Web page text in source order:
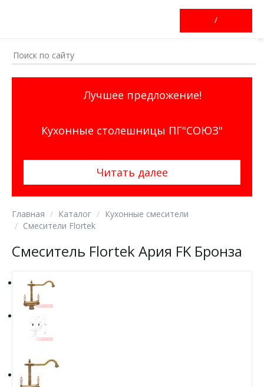
/
Лучшее предложение!
Кухонные столешницы ПГ"СОЮЗ"
Читать далее
Главная Каталог
Кухонные смесители
Смесители Flortek
Смеситель Flortek Ария FK Бронза